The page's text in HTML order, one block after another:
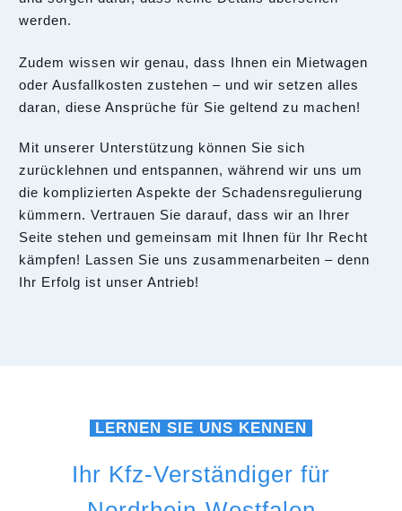
werden.
Zudem wissen wir genau, dass Ihnen ein Mietwagen
oder Ausfallkosten zustehen – und wir setzen alles
daran, diese Ansprüche für Sie geltend zu machen!
Mit unserer Unterstützung können Sie sich
zurücklehnen und entspannen, während wir uns um
die komplizierten Aspekte der Schadensregulierung
kümmern. Vertrauen Sie darauf, dass wir an Ihrer
Seite stehen und gemeinsam mit Ihnen für Ihr Recht
kämpfen! Lassen Sie uns zusammenarbeiten – denn
Ihr Erfolg ist unser Antrieb!
LERNEN SIE UNS KENNEN
Ihr Kfz-Verständiger für